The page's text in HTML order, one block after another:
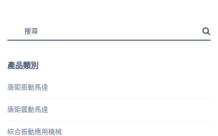
產品類別
唐鉅振動馬達
唐鉅震動馬達
綜合振動應用機械